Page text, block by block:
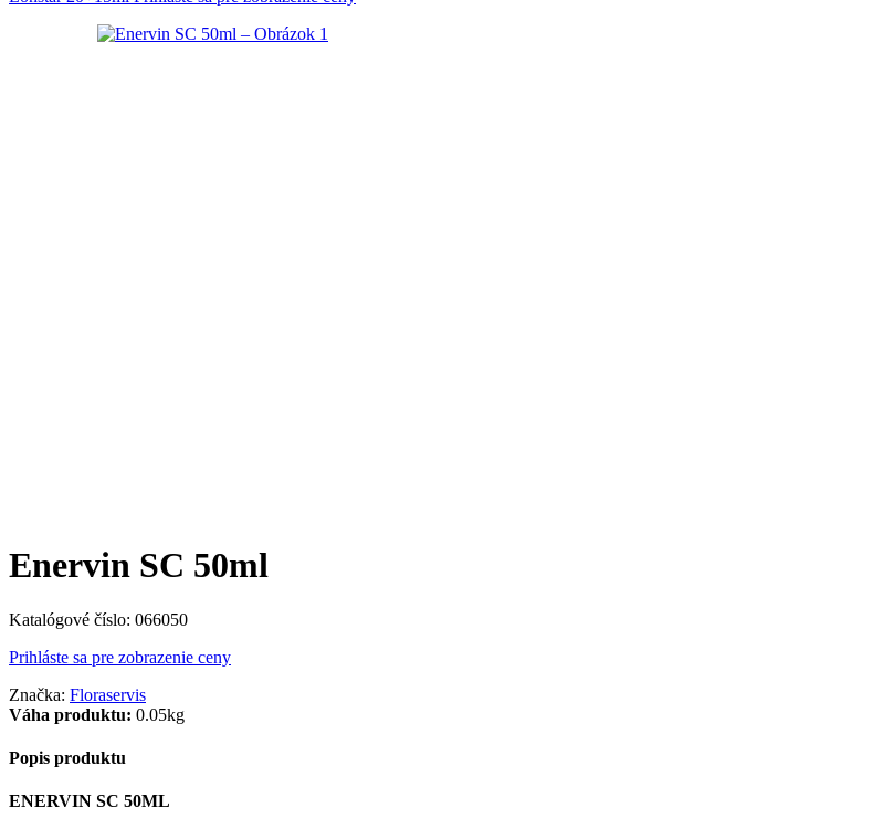
Enervin SC 50ml
Katalógové číslo: 066050
Prihláste sa pre zobrazenie ceny
Značka: Floraservis
Váha produktu: 0.05kg
Popis produktu
ENERVIN SC 50ML